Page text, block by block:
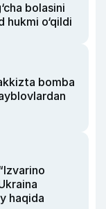
bolasini
hukmi o‘qildi
bomba
haqida